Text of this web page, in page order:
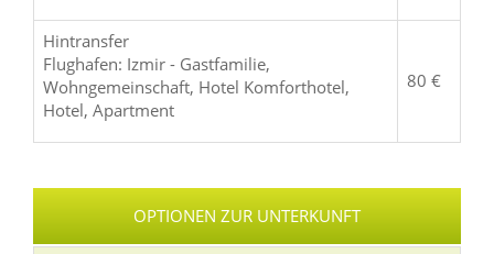
Hintransfer
Flughafen: Izmir - Gastfamilie,
Wohngemeinschaft, Hotel Komforthotel,
Hotel, Apartment
80 €
OPTIONEN ZUR UNTERKUNFT